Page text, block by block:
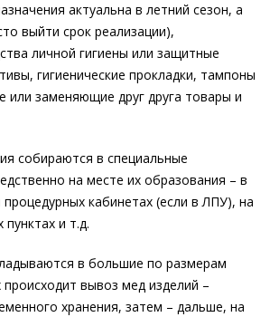
актуальна в летний сезон, а
выйти срок реализации),
личной гигиены или защитные
гигиенические прокладки, тампоны
или заменяющие друг друга товары и
собираются в специальные
на месте их образования – в
кабинетах (если в ЛПУ), на
пунктах и т.д.
в большие по размерам
вывоз мед изделий –
хранения, затем – дальше, на